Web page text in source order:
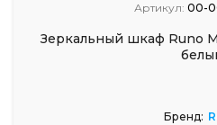
Артикул: 00-
Зеркальный шкаф Runo
Бренд: